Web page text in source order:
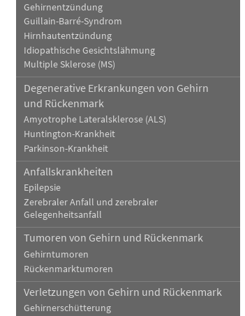
Gehirnentzündung
Guillain-Barré-Syndrom
Hirnhautentzündung
Idiopathische Gesichtslähmung
Multiple Sklerose (MS)
Degenerative Erkrankungen von Gehirn
und Rückenmark
Amyotrophe Lateralsklerose (ALS)
Huntington-Krankheit
Parkinson-Krankheit
Anfallskrankheiten
Epilepsie
Zerebraler Anfall und zerebraler
Gelegenheitsanfall
Tumoren von Gehirn und Rückenmark
Gehirntumoren
Rückenmarktumoren
Verletzungen von Gehirn und Rückenmark
Gehirnerschütterung